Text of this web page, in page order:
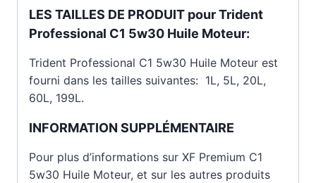
LES TAILLES DE PRODUIT pour Trident
Professional C1 5w30 Huile Moteur:
Trident Professional C1 5w30 Huile Moteur est
fourni dans les tailles suivantes: 1L, 5L, 20L,
60L, 199L.
INFORMATION SUPPLÉMENTAIRE
Pour plus d’informations sur XF Premium C1
5w30 Huile Moteur, et sur les autres produits